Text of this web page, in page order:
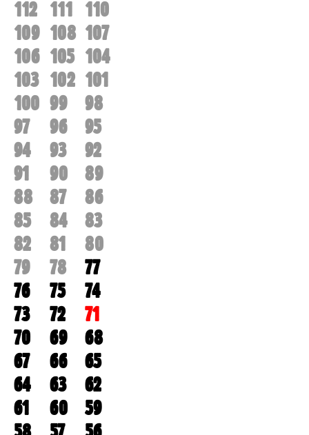
112 111 110
109 108 107
106 105 104
103 102 101
100 99
98
97
96
95
94
93
92
91
90
89
88
87
86
85
84
83
82
81
80
79
78
77
76
75
74
73
72
71
70
69
68
67
66
65
64
63
62
61
60
59